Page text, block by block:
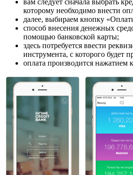
которому необходимо внести
далее, выбираем кнопку
способ внесения денежных
помощью банковской карты;
здесь потребуется ввести
инструмента, с которого будет
оплата производится нажатием